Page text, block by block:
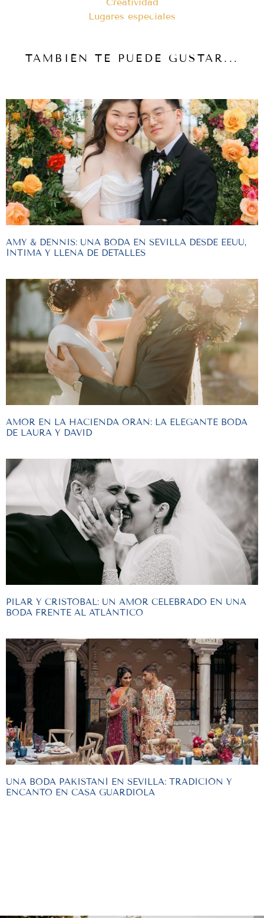
Lugares especiales
TAMBIÉN TE PUEDE GUSTAR...
AMY & DENNIS: UNA BODA EN SEVILLA DESDE EEUU,
ÍNTIMA Y LLENA DE DETALLES
AMOR EN LA HACIENDA ORÁN: LA ELEGANTE BODA
DE LAURA Y DAVID
PILAR Y CRISTOBAL: UN AMOR CELEBRADO EN UNA
BODA FRENTE AL ATLÁNTICO
UNA BODA PAKISTANÍ EN SEVILLA: TRADICIÓN Y
ENCANTO EN CASA GUARDIOLA